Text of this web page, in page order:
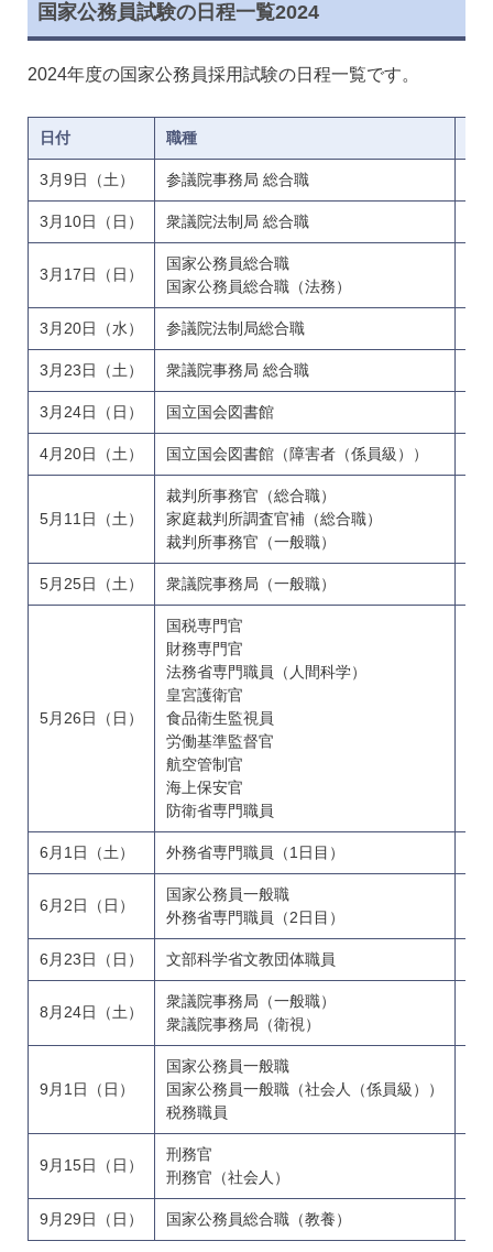
国家公務員試験の日程一覧2024
2024年度の国家公務員採用試験の日程一覧です。
日付 職種
3月9日（土） 参議院事務局 総合職
3月10日（日） 衆議院法制局 総合職
3月17日（日）
国家公務員総合職
国家公務員総合職（法務）
3月20日（水） 参議院法制局総合職
3月23日（土） 衆議院事務局 総合職
3月24日（日） 国立国会図書館
4月20日（土） 国立国会図書館（障害者（係員級））
5月11日（土）
裁判所事務官（総合職）
家庭裁判所調査官補（総合職）
裁判所事務官（一般職）
5月25日（土） 衆議院事務局（一般職）
5月26日（日）
国税専門官
財務専門官
法務省専門職員（人間科学）
皇宮護衛官
食品衛生監視員
労働基準監督官
航空管制官
海上保安官
防衛省専門職員
6月1日（土） 外務省専門職員（1日目）
6月2日（日）
国家公務員一般職
外務省専門職員（2日目）
6月23日（日） 文部科学省文教団体職員
8月24日（土）
衆議院事務局（一般職）
衆議院事務局（衛視）
9月1日（日）
国家公務員一般職
国家公務員一般職（社会人（係員級））
税務職員
9月15日（日）
刑務官
刑務官（社会人）
9月29日（日） 国家公務員総合職（教養）